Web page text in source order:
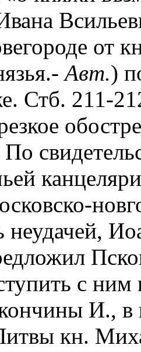
от
Авт.)
Стб. 211-
неудачей,
с
И., в
кн.